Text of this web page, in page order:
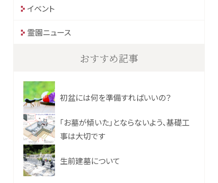
イベント
霊園ニュース
おすすめ記事
初盆には何を準備すればいいの？
「お墓が傾いた」とならないよう、基礎工
事は大切です
生前建墓について